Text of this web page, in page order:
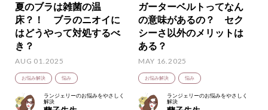
夏のブラは雑菌の温
床？！ ブラのニオイに
はどうやって対処するべ
き？
AUG 01.2025
お悩み解決 悩み
ランジェリーのお悩みをやさしく
解決
ガーターベルトってなん
の意味があるの？ セク
シーさ以外のメリットは
ある？
MAY 16.2025
お悩み解決 悩み
ランジェリーのお悩みをやさしく
解決